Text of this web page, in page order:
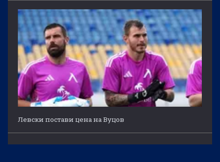
Левски постави цена на Вуцов